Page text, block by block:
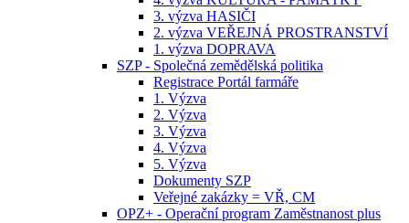
3. výzva HASIČI
2. výzva VEŘEJNÁ PROSTRANSTVÍ
1. výzva DOPRAVA
SZP - Společná zemědělská politika
Registrace Portál farmáře
1. Výzva
2. Výzva
3. Výzva
4. Výzva
5. Výzva
Dokumenty SZP
Veřejné zakázky = VŘ, CM
OPZ+ - Operační program Zaměstnanost plus